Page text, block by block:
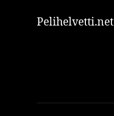
Pelihelvetti.net